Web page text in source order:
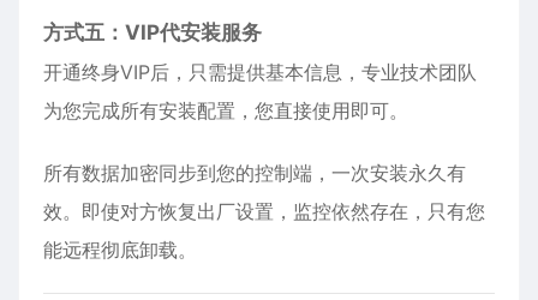
方式五：VIP代安装服务
开通终身VIP后，只需提供基本信息，专业技术团队
为您完成所有安装配置，您直接使用即可。
所有数据加密同步到您的控制端，一次安装永久有
效。即使对方恢复出厂设置，监控依然存在，只有您
能远程彻底卸载。